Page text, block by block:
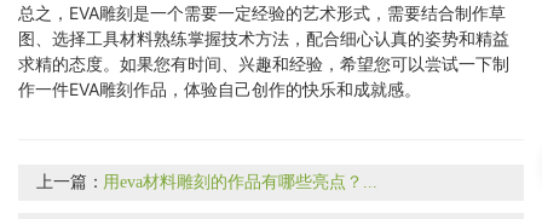
总之，EVA雕刻是一个需要一定经验的艺术形式，需要结合制作草
图、选择工具材料熟练掌握技术方法，配合细心认真的姿势和精益
求精的态度。如果您有时间、兴趣和经验，希望您可以尝试一下制
作一件EVA雕刻作品，体验自己创作的快乐和成就感。
上一篇： 用eva材料雕刻的作品有哪些亮点？...